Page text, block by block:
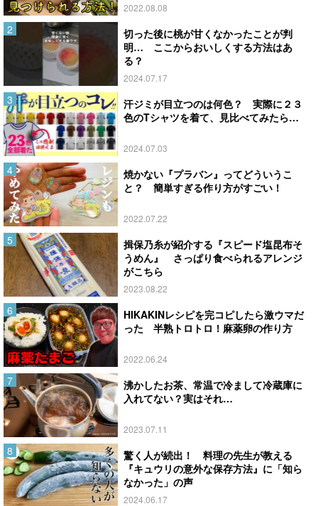
2022.08.08
切った後に桃が甘くなかったことが判
明… ここからおいしくする方法はあ
る？
2024.07.17
汗ジミが目立つのは何色？ 実際に２３
色のTシャツを着て、見比べてみたら…
2024.07.03
焼かない『プラバン』ってどういうこ
と？ 簡単すぎる作り方がすごい！
2022.07.22
揖保乃糸が紹介する『スピード塩昆布そ
うめん』 さっぱり食べられるアレンジ
がこちら
2023.08.22
HIKAKINレシピを完コピしたら激ウマだ
った 半熟トロトロ！麻薬卵の作り方
2022.06.24
沸かしたお茶、常温で冷まして冷蔵庫に
入れてない？実はそれ…
2023.07.11
驚く人が続出！ 料理の先生が教える
『キュウリの意外な保存方法』に「知ら
なかった」の声
2024.06.17